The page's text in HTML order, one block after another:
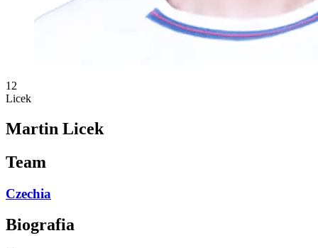
12
Licek
Martin Licek
Team
Czechia
Biografia